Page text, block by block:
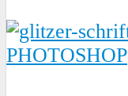
PHOTOSHOP